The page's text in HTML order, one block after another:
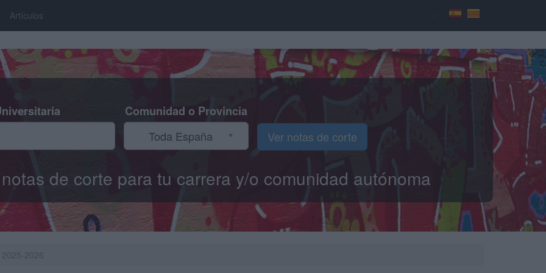
Artículos
Comunidad o Provincia
Toda España
Ver notas de corte
de corte para tu carrera y/o comunidad autónoma